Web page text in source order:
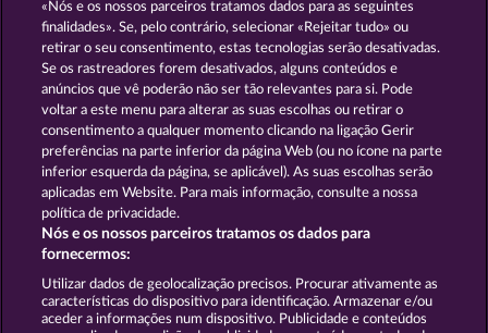
Lucky Pharaoh Wild Pharaos Riches
Termos e Condições
Declaração de Privacidade Marca
Empresa Perguntas frequentes
Programa de parceiros afiliados Facebook
Enviar pedido de rescisão
«Nós e os nossos parceiros tratamos dados para as seguintes
finalidades». Se, pelo contrário, selecionar «Rejeitar tudo» ou
retirar o seu consentimento, estas tecnologias serão desativadas.
Se os rastreadores forem desativados, alguns conteúdos e
anúncios que vê poderão não ser tão relevantes para si. Pode
voltar a este menu para alterar as suas escolhas ou retirar o
consentimento a qualquer momento clicando na ligação Gerir
preferências na parte inferior da página Web (ou no ícone na parte
inferior esquerda da página, se aplicável). As suas escolhas serão
aplicadas em Website. Para mais informação, consulte a nossa
política de privacidade.
Nós e os nossos parceiros tratamos os dados para
fornecermos:
Utilizar dados de geolocalização precisos. Procurar ativamente as
características do dispositivo para identificação. Armazenar e/ou
aceder a informações num dispositivo. Publicidade e conteúdos